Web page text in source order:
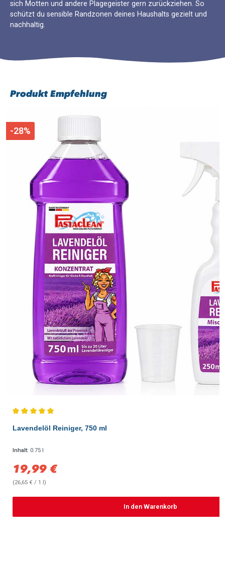
sich Motten und andere Plagegeister gern zurückziehen. So
schützt du sensible Randzonen deines Haushalts gezielt und
nachhaltig.
Produkt Empfehlung
-28%
Lavendelöl Reiniger, 750 ml
Inhalt: 0.75 l
Verkaufspreis:
19,99 €
(26,65 € / 1 l)
In den Warenkorb